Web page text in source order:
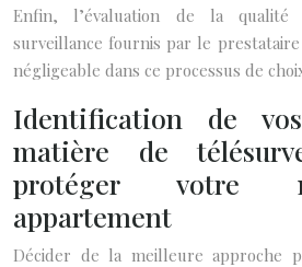
Enfin, l’évaluation de la qualité
surveillance fournis par le
négligeable dans ce processus de
Identification de
matière de
protéger votre
appartement
Décider de la meilleure approche